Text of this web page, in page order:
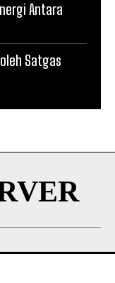
Antara
Satgas